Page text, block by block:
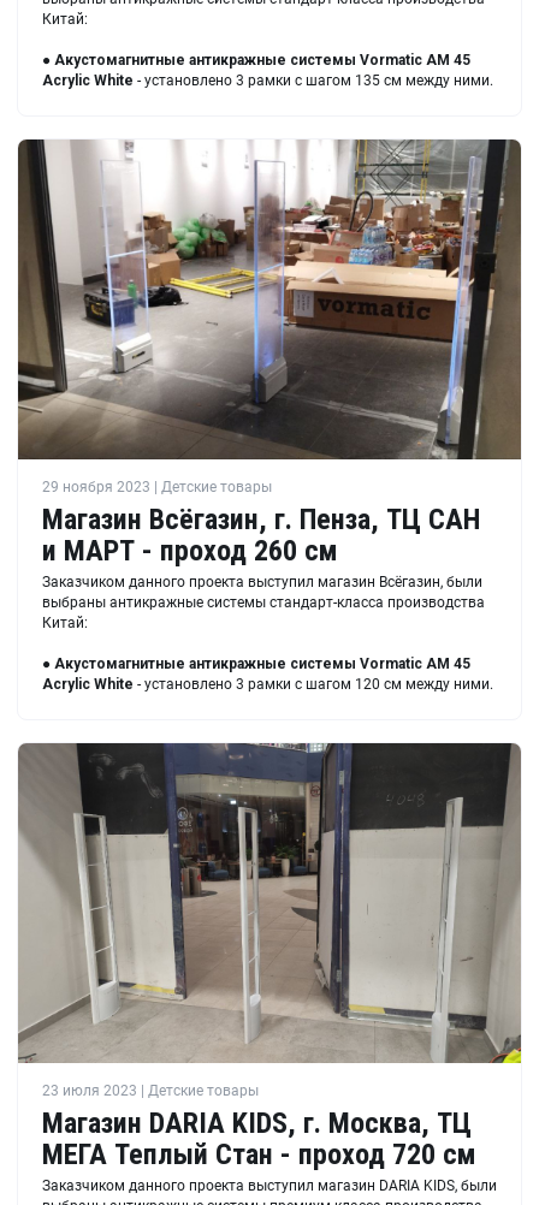
Китай:
● Акустомагнитные антикражные системы Vormatic AM 45
Acrylic White - установлено 3 рамки с шагом 135 см между ними.
29 ноября 2023 | Детские товары
Магазин Всёгазин, г. Пенза, ТЦ САН
и МАРТ - проход 260 см
Заказчиком данного проекта выступил магазин Всёгазин, были
выбраны антикражные системы стандарт-класса производства
Китай:
● Акустомагнитные антикражные системы Vormatic AM 45
Acrylic White - установлено 3 рамки с шагом 120 см между ними.
23 июля 2023 | Детские товары
Магазин DARIA KIDS, г. Москва, ТЦ
МЕГА Теплый Стан - проход 720 см
Заказчиком данного проекта выступил магазин DARIA KIDS, были